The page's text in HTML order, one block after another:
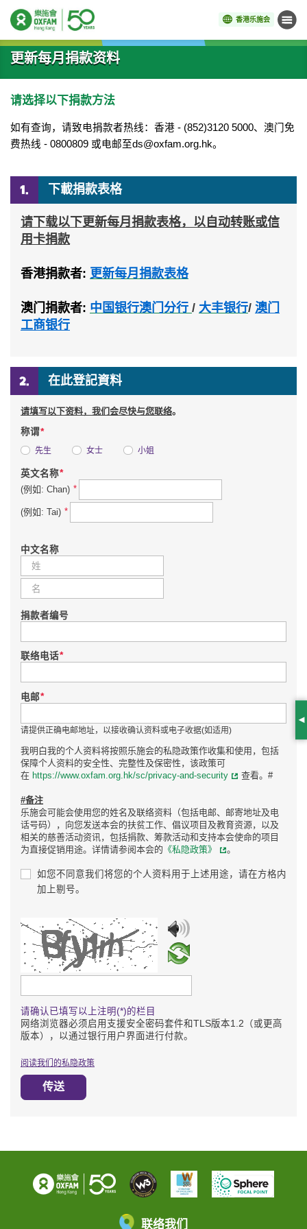
香港乐施会 菜单
开始主要内容
更新每月捐款资料
请选择以下捐款方法
如有查询，请致电捐款者热线：香港 - (852)3120 5000、澳门免
费热线 - 0800809 或电邮至ds@oxfam.org.hk。
下載捐款表格
请下载以下更新每月捐款表格，以自动转账或信
用卡捐款
香港捐款者: 更新每月捐款表格
澳门捐款者: 中国银行澳门分行 / 大丰银行/ 澳门
工商银行
在此登記資料
请填写以下资料，我们会尽快与您联络。
称谓*
先生 女士 小姐
英文名称*
(例如: Chan) *
(例如: Tai) *
中文名称
捐款者编号
联络电话*
电邮*
请提供正确电邮地址，以接收确认资料或电子收据(如适用)
我明白我的个人资料将按照乐施会的私隐政策作收集和使用，包括
保障个人资料的安全性、完整性及保密性，该政策可
在 https://www.oxfam.org.hk/sc/privacy-and-security 查看。#
#备注
乐施会可能会使用您的姓名及联络资料（包括电邮、邮寄地址及电
话号码），向您发送本会的扶贫工作、倡议项目及教育资源，以及
相关的慈善活动资讯，包括捐款、筹款活动和支持本会使命的项目
为直接促销用途。详情请参阅本会的 《私隐政策》 。
如您不同意我们将您的个人资料用于上述用途，请在方格内
加上剔号。
请输入验证码
请确认已填写以上注明(*)的栏目
网络浏览器必须启用支援安全密码套件和TLS版本1.2（或更高
版本），以通过银行用户界面进行付款。
阅读我们的私隐政策
传送
联络我们